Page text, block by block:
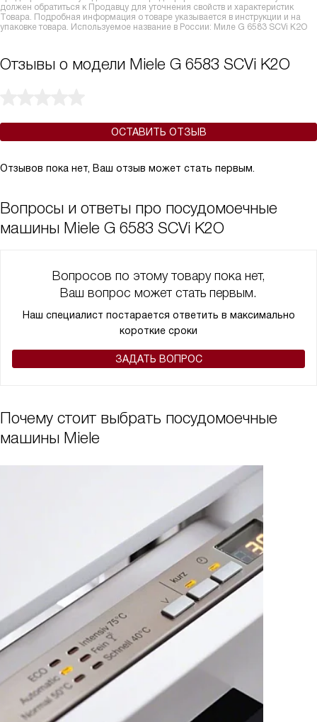
должен обратиться к Продавцу для уточнения свойств и характеристик
Товара. Подробная информация о товаре указывается в инструкции и на
упаковке товара. Используемое название в России: Миле G 6583 SCVi K2O
Отзывы о модели Miele G 6583 SCVi K2O
ОСТАВИТЬ ОТЗЫВ
Отзывов пока нет, Ваш отзыв может стать первым.
Вопросы и ответы про посудомоечные
машины Miele G 6583 SCVi K2O
Вопросов по этому товару пока нет,
Ваш вопрос может стать первым.
Наш специалист постарается ответить в максимально
короткие сроки
ЗАДАТЬ ВОПРОС
Почему стоит выбрать посудомоечные
машины Miele